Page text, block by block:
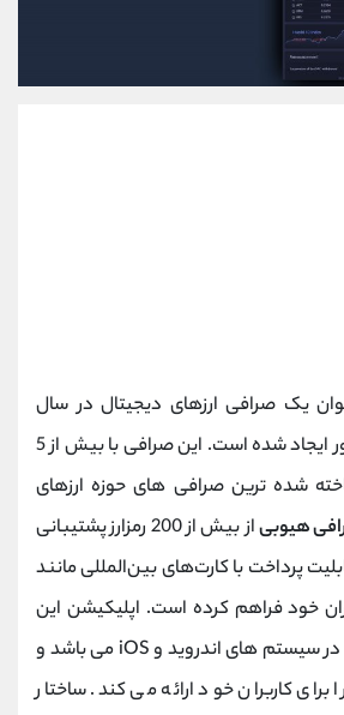
یک صرافی ارزهای دیجیتال در سال
2013 در کشور سنگاپور ایجاد شده است. این صرافی با بیش از 5
شده ترین صرافی های حوزه ارزهای
هیوبی
از بیش از 200 رمزارز پشتیبانی
پرداخت با کارت‌های بین‌المللی مانند
خود فراهم کرده است. اپلیکیشن این
صرافی قابل استفاده در سیستم های اندروید و iOS می باشد و
ساعته را برای کاربران خود ارائه می کند. ساختار
021-22021030
90001030
@alireza.mehrabii
@alirezamehrabi_com